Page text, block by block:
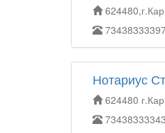
Нотариус
624480
73438333343